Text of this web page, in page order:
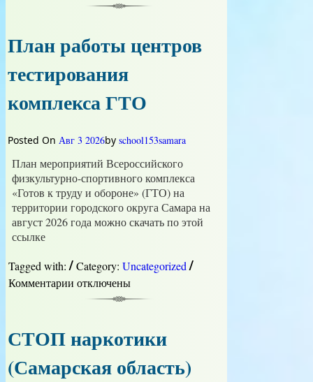
записи
Российской
о
мерах
учителей
План работы центров
тестирования
комплекса ГТО
Posted On Авг 3 2026by school153samara
План мероприятий Всероссийского
физкультурно-спортивного комплекса
«Готов к труду и обороне» (ГТО) на
территории городского округа Самара на
август 2026 года можно скачать по этой
ссылке
Tagged with: / Category: Uncategorized /
Комментарии к
записи
центров
комплекса
отключены
СТОП наркотики
(Самарская область)